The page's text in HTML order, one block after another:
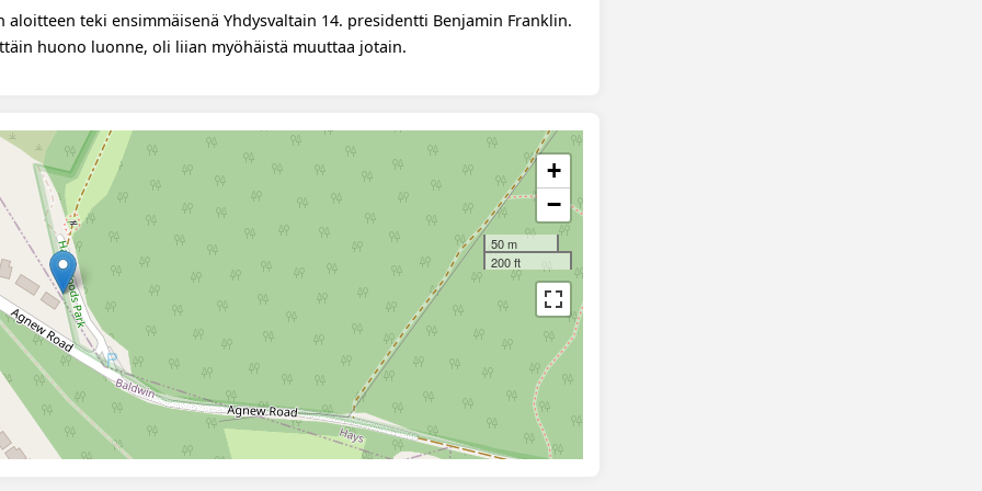
teki ensimmäisenä Yhdysvaltain 14. presidentti Benjamin Franklin.
huono luonne, oli liian myöhäistä muuttaa jotain.
+
−
50 m
200 ft